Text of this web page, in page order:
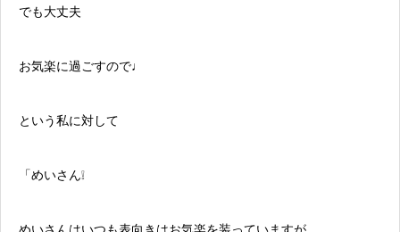
でも大丈夫
お気楽に過ごすので♩
という私に対して
「めいさん❕